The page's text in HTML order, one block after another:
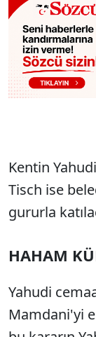
Kentin
Tisch ise
gururla
HAHAM
Yahudi
Mamdani'yi